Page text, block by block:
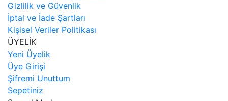
Gizlilik ve Güvenlik
İptal ve İade Şartları
Kişisel Veriler Politikası
ÜYELİK
Yeni Üyelik
Üye Girişi
Şifremi Unuttum
Sepetiniz